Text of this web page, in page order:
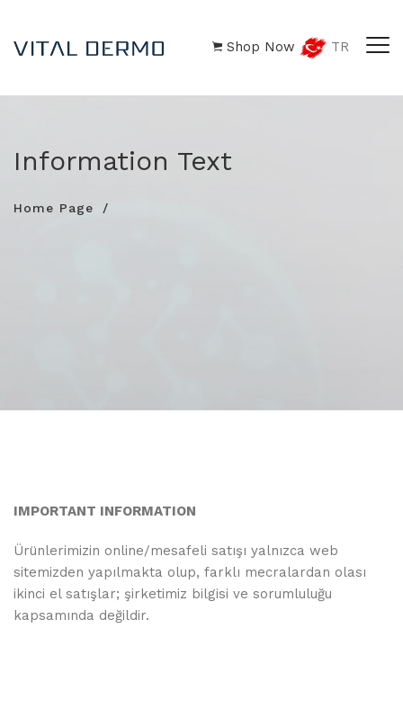
Shop Now TR
Information Text
Home Page
IMPORTANT INFORMATION
Ürünlerimizin online/mesafeli satışı yalnızca web
sitemizden yapılmakta olup, farklı mecralardan olası
ikinci el satışlar; şirketimiz bilgisi ve sorumluluğu
kapsamında değildir.